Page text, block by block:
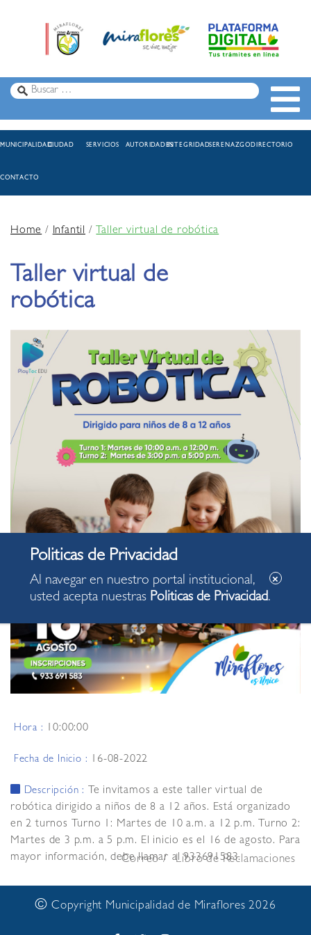
MUNICIPALIDADCIUDAD SERVICIOS AUTORIDADESINTEGRIDADSERENAZGODIRECTORIO
CONTACTO
Home/Infantil /Taller virtual de robótica
Taller virtual de
robótica
Hora : 10:00:00
Fecha de Inicio : 16-08-2022
Descripción :
Te invitamos a este taller virtual de
robótica dirigido a niños de 8 a 12 años. Está organizado
en 2 turnos Turno 1: Martes de 10 a.m. a 12 p.m. Turno 2:
Martes de 3 p.m. a 5 p.m. El inicio es el 16 de agosto. Para
mayor información, debe llamar al 933691583.
Correo Libro de Reclamaciones
© Copyright Municipalidad de Miraflores 2026
Al navegar en nuestro portal institucional,
usted acepta nuestras Politicas de Privacidad.